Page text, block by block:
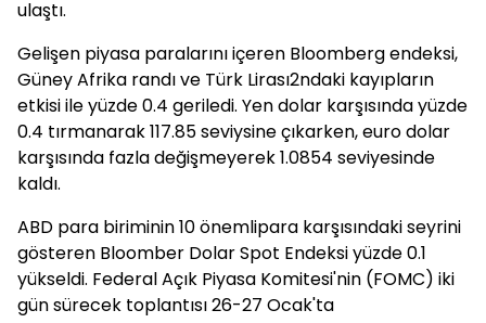
ulaştı.
Gelişen piyasa paralarını içeren Bloomberg endeksi,
Güney Afrika randı ve Türk Lirası2ndaki kayıpların
etkisi ile yüzde 0.4 geriledi. Yen dolar karşısında yüzde
0.4 tırmanarak 117.85 seviysine çıkarken, euro dolar
karşısında fazla değişmeyerek 1.0854 seviyesinde
kaldı.
ABD para biriminin 10 önemlipara karşısındaki seyrini
gösteren Bloomber Dolar Spot Endeksi yüzde 0.1
yükseldi. Federal Açık Piyasa Komitesi'nin (FOMC) iki
gün sürecek toplantısı 26-27 Ocak'ta